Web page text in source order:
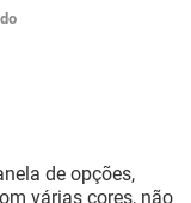
de opções,
várias cores, não